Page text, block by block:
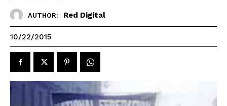
AUTHOR: Red Digital
10/22/2015